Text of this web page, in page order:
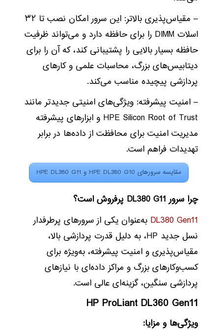
– مقیاس‌پذیری بالاتر: این سرور امکان نصب تا ۳۲
اسلات DIMM را برای حافظه دارد و می‌تواند ظرفیت
حافظه بسیار بالایی را پشتیبانی کند، که آن را برای
دیتابیس‌های بزرگ، محاسبات علمی و کارهای
پردازشی پیچیده مناسب می‌کند.
– امنیت پیشرفته: ویژگی‌های امنیتی جدیدتر مانند
HPE Silicon Root of Trust و ابزارهای پیشرفته
مدیریت امنیت برای محافظت از داده‌ها در برابر
تهدیدات فراهم است.
مقایسه سرورهای HPE DL380 G10 و HPE DL380 G11
چرا سرورDL380 G11 پرفروش است؟
DL380 Gen11 به‌عنوان یکی از سرورهای پرطرفدار
نسل جدید HP، به دلیل قدرت پردازشی بالا،
مقیاس‌پذیری و امنیت پیشرفته، به‌ویژه برای
کسب‌وکارهای بزرگ و مراکز داده‌ای با نیازهای
پردازشی سنگین، گزینه‌ای عالی است.
HP ProLiant DL360 Gen11
ویژگی‌ها و مزایا: